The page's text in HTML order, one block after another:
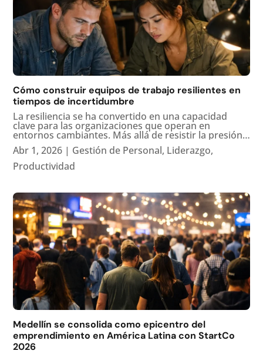
Cómo construir equipos de trabajo resilientes en
tiempos de incertidumbre
Abr 1, 2026 | Gestión de Personal, Liderazgo,
Productividad
La resiliencia se ha convertido en una capacidad
clave para las organizaciones que operan en
entornos cambiantes. Más allá de resistir la presión,
los equipos resilientes logran adaptarse, corregir el
rumbo con rapidez y mantenerse enfocados cuando
los planes cambian...
Medellín se consolida como epicentro del
emprendimiento en América Latina con StartCo
2026